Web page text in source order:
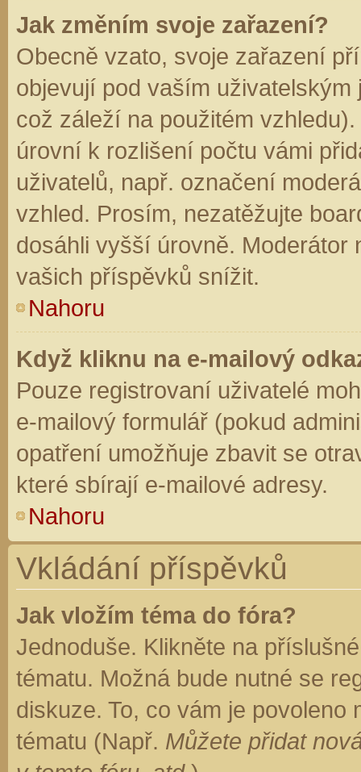
Jak změním svoje zařazení?
Obecně vzato, svoje zařazení
objevují pod vaším
což záleží na použitém
úrovní k rozlišení počtu vámi
uživatelů, např. označení
vzhled. Prosím, nezatěžujte
dosáhli vyšší úrovně. Moderátor
vašich příspěvků snížit.
Nahoru
Když kliknu na e-mailový
Pouze registrovaní uživatelé
e-mailový formulář (pokud
opatření umožňuje zbavit se
které sbírají e-mailové adresy.
Nahoru
Vkládání příspěvků
Jak vložím téma do fóra?
Jednoduše. Klikněte na
tématu. Možná bude nutné se
diskuze. To, co vám je
tématu (Např. Můžete přidat